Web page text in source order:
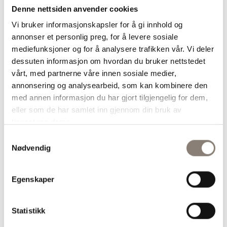
Denne nettsiden anvender cookies
Vi bruker informasjonskapsler for å gi innhold og
annonser et personlig preg, for å levere sosiale
mediefunksjoner og for å analysere trafikken vår. Vi deler
dessuten informasjon om hvordan du bruker nettstedet
vårt, med partnerne våre innen sosiale medier,
annonsering og analysearbeid, som kan kombinere den
med annen informasjon du har gjort tilgjengelig for dem,
eller som de har samlet inn gjennom din bruk av
Nødvendig
Egenskaper
Statistikk
du den med melet, og tilsetter så
væsken
Elt deigen i maskin i cirka 5
minutter til den er smidig
La deigen heve et lunt sted under
kjøkkenhåndkle i 45 minutter
Del deigen i to og form avlange